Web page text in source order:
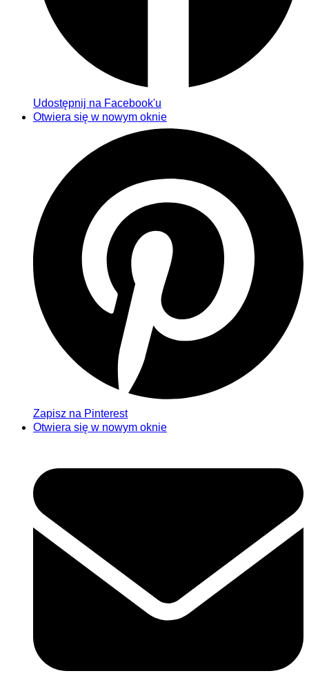
Udostępnij na Facebook'u
Otwiera się w nowym oknie
Zapisz na Pinterest
Otwiera się w nowym oknie